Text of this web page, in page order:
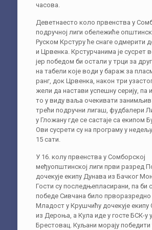
часова.
Деветнаесто коло првенства у
подручној лиги обележиће
Руском Крстуру ће снаге одмерити
и Црвенка. Крстурчанима је сусрет
јер победом би остали у трци за
на табели које води у бараж за
ранг, док Црвенка, након три
жели да настави успешну серију, па
то у виду ваља очекивати
трећи подручни лигаш, фудбалери
у Гложану где се састаје са екипом
Ови сусрети су на програму у
15 сати.
У 16. колу првенства у Сомборској
међуопштинској лиги први разред
дочекује екипу Дунава из Бачког
Гости су последњепласирани, па би
победе Сивчана било
Младост у Крушчићу дочекује
из Дероња, а Кула иде у госте БСК-у
Брестовац. Куљани морају победити